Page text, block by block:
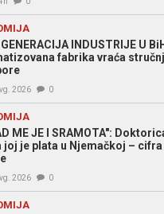
GENERACIJA INDUSTRIJE U
fabrika vraća
2026 0
ME JE I SRAMOTA":
joj je plata u Njemačkoj –
2026 0